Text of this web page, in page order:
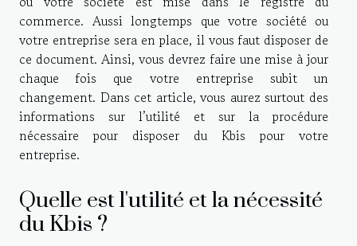
commerce. Aussi longtemps que votre société ou
votre entreprise sera en place, il vous faut disposer de
ce document. Ainsi, vous devrez faire une mise à jour
chaque fois que votre entreprise subit un
changement. Dans cet article, vous aurez surtout des
informations sur l’utilité et sur la procédure
nécessaire pour disposer du Kbis pour votre
entreprise.
Quelle est l'utilité et la nécessité
du Kbis ?